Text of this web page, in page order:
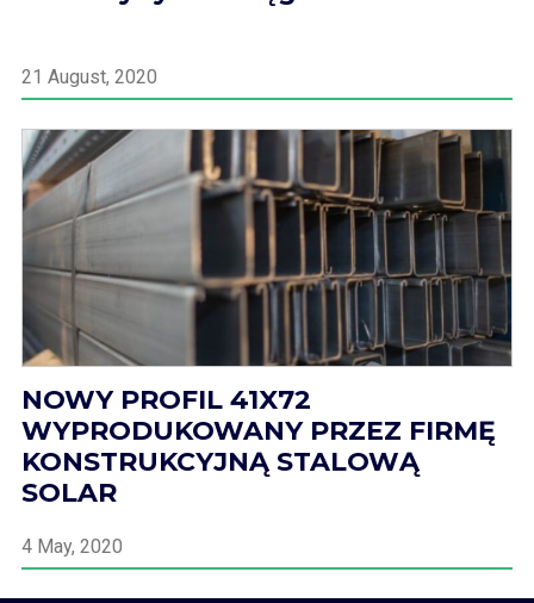
21 August, 2020
NOWY PROFIL 41X72
WYPRODUKOWANY PRZEZ FIRMĘ
KONSTRUKCYJNĄ STALOWĄ
SOLAR
4 May, 2020